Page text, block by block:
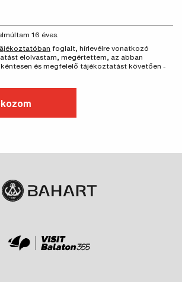
16 éves.
foglalt, hírlevélre vonatkozó
elolvastam, megértettem, az abban
és megfelelő tájékoztatást követően -